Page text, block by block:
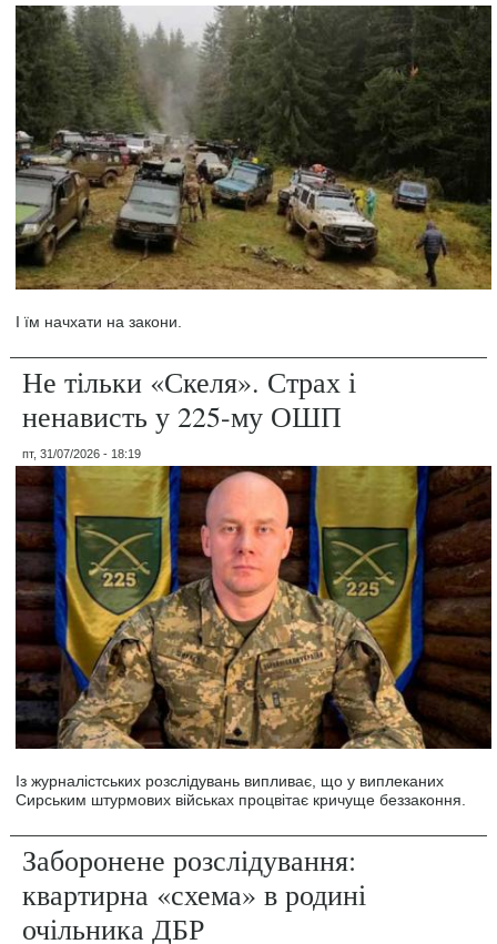
І їм начхати на закони.
Не тільки «Скеля». Страх і
ненависть у 225-му ОШП
пт, 31/07/2026 - 18:19
Із журналістських розслідувань випливає, що у виплеканих
Сирським штурмових військах процвітає кричуще беззаконня.
Заборонене розслідування:
квартирна «схема» в родині
очільника ДБР